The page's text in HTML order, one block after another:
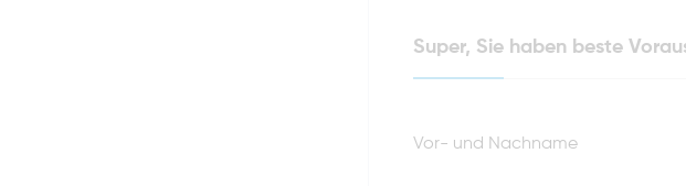
Super, Sie haben beste
Vor- und Nachname